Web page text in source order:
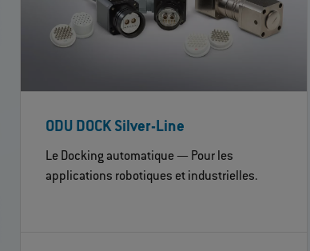
ODU DOCK Silver-Line
Le Docking automatique — Pour les
applications robotiques et industrielles.